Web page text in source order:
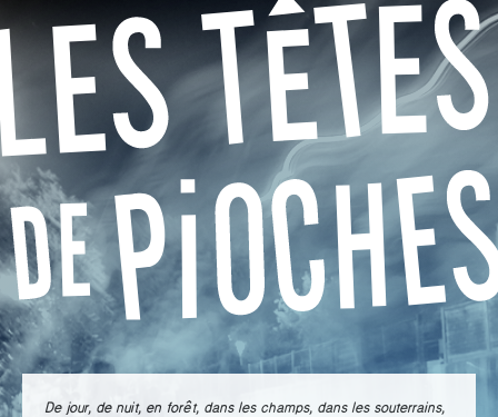
De jour, de nuit, en forêt, dans les champs, dans les souterrains,